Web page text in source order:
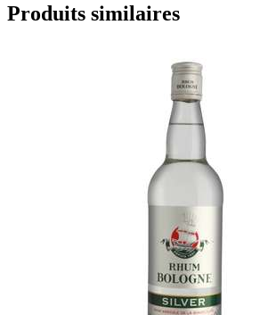
Produits similaires